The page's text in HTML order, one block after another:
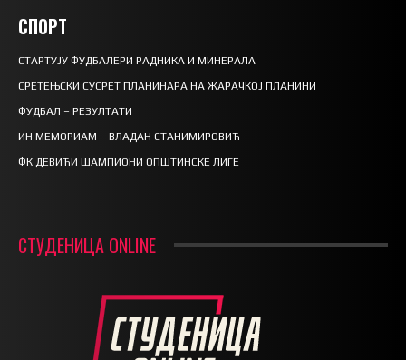
СПОРТ
СТАРТУЈУ ФУДБАЛЕРИ РАДНИКА И МИНЕРАЛА
СРЕТЕЊСКИ СУСРЕТ ПЛАНИНАРА НА ЖАРАЧКОЈ ПЛАНИНИ
ФУДБАЛ – РЕЗУЛТАТИ
ИН МЕМОРИАМ – ВЛАДАН СТАНИМИРОВИЋ
ФК ДЕВИЋИ ШАМПИОНИ ОПШТИНСКЕ ЛИГЕ
СТУДЕНИЦА ONLINE